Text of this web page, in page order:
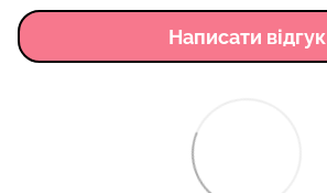
Написати відгук